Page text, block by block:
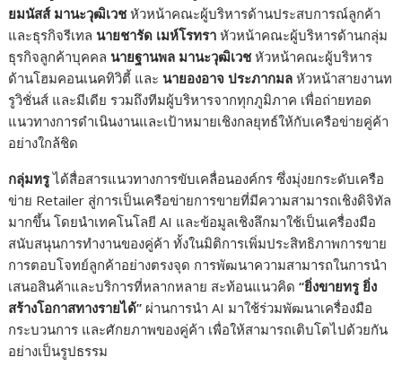
ยมนัสส์ มานะวุฒิเวชหัวหน้าคณะผู้บริหารด้านประสบการณ์ลูกค้า
และธุรกิจรีเทล นายชารัด เมห์โรทรา หัวหน้าคณะผู้บริหารด้านกลุ่ม
ธุรกิจลูกค้าบุคคล นายฐานพล มานะวุฒิเวชหัวหน้าคณะผู้บริหาร
ด้านโฮมคอนเนคทิวิตี้ และ นายองอาจ ประภากมล หัวหน้าสายงานท
รูวิชั่นส์ และมีเดีย รวมถึงทีมผู้บริหารจากทุกภูมิภาค เพื่อถ่ายทอด
แนวทางการดำเนินงานและเป้าหมายเชิงกลยุทธ์ให้กับเครือข่ายคู่ค้า
อย่างใกล้ชิด
กลุ่มทรูได้สื่อสารแนวทางการขับเคลื่อนองค์กร ซึ่งมุ่งยกระดับเครือ
ข่าย Retailer สู่การเป็นเครือข่ายการขายที่มีความสามารถเชิงดิจิทัล
มากขึ้น โดยนำเทคโนโลยี AI และข้อมูลเชิงลึกมาใช้เป็นเครื่องมือ
สนับสนุนการทำงานของคู่ค้า ทั้งในมิติการเพิ่มประสิทธิภาพการขาย
การตอบโจทย์ลูกค้าอย่างตรงจุด การพัฒนาความสามารถในการนำ
เสนอสินค้าและบริการที่หลากหลาย สะท้อนแนวคิด“ยิ่งขายทรู ยิ่ง
สร้างโอกาสทางรายได้” ผ่านการนำ AI มาใช้ร่วมพัฒนาเครื่องมือ
กระบวนการ และศักยภาพของคู่ค้า เพื่อให้สามารถเติบโตไปด้วยกัน
อย่างเป็นรูปธรรม